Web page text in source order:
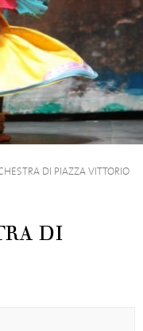
DI PIAZZA VITTORIO
DI